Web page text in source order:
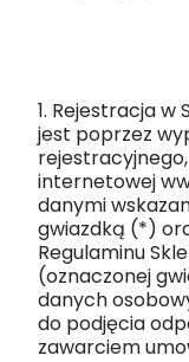
1. Rejestracja
jest poprzez
internetowej
danymi
gwiazdką (*)
Regulaminu
(oznaczonej
danych
do podjęcia
zawarciem